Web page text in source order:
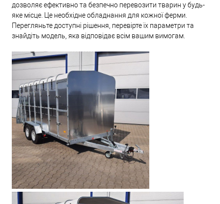
дозволяє ефективно та безпечно перевозити тварин у будь-
яке місце. Це необхідне обладнання для кожної ферми.
Перегляньте доступні рішення, перевірте їх параметри та
знайдіть модель, яка відповідає всім вашим вимогам.